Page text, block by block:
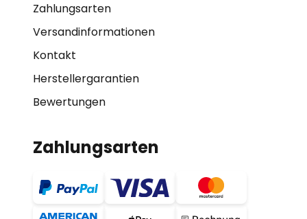
Zahlungsarten
Versandinformationen
Kontakt
Herstellergarantien
Bewertungen
Zahlungsarten